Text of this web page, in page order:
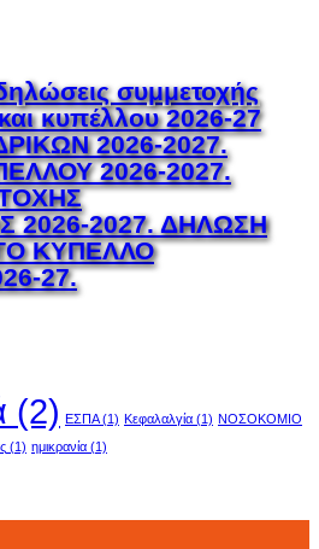
συμμετοχής
κυπέλλου 2026-27
2026-2027.
2026-2027.
2026-2027. ΔΗΛΩΣΗ
ΚΥΠΕΛΛΟ
27.
(2) ΕΣΠΑ(1) Κεφαλαλγία (1) ΝΟΣΟΚΟΜΙΟ
(1) ημικρανία (1)